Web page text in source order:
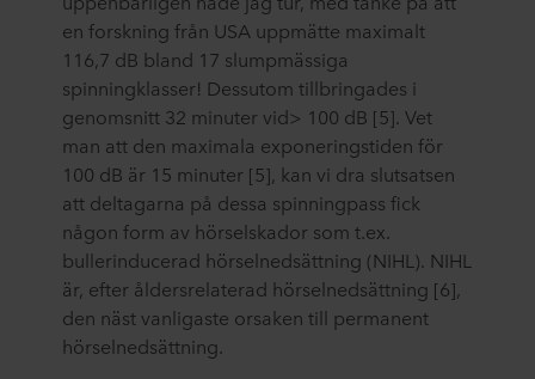
en forskning från USA uppmätte maximalt
116,7 dB bland 17 slumpmässiga
spinningklasser! Dessutom tillbringades i
genomsnitt 32 minuter vid> 100 dB [5]. Vet
man att den maximala exponeringstiden för
100 dB är 15 minuter [5], kan vi dra slutsatsen
att deltagarna på dessa spinningpass fick
någon form av hörselskador som t.ex.
bullerinducerad hörselnedsättning (NIHL). NIHL
är, efter åldersrelaterad hörselnedsättning [6],
den näst vanligaste orsaken till permanent
hörselnedsättning.